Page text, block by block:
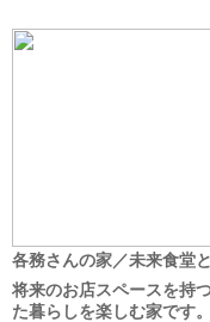
各務さんの家／未来食堂
将来のお店スペースを持
た暮らしを楽しむ家です